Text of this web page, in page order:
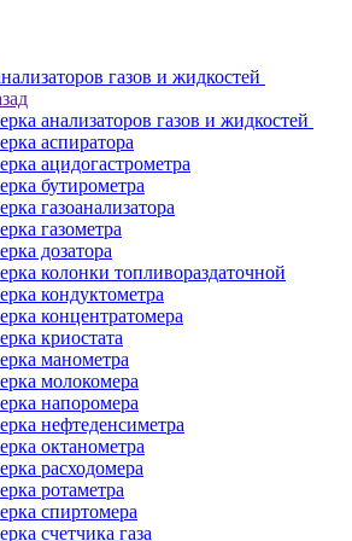
газов и жидкостей
анализаторов газов и жидкостей
аспиратора
ацидогастрометра
бутирометра
газоанализатора
газометра
дозатора
колонки топливораздаточной
кондуктометра
концентратомера
криостата
манометра
молокомера
напоромера
нефтеденсиметра
октанометра
расходомера
ротаметра
спиртомера
счетчика газа